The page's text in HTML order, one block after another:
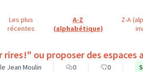
Les plus
récentes
A-Z
(alphabétique)
Z-A
rires!" ou proposer des
Jean Moulin 0 0